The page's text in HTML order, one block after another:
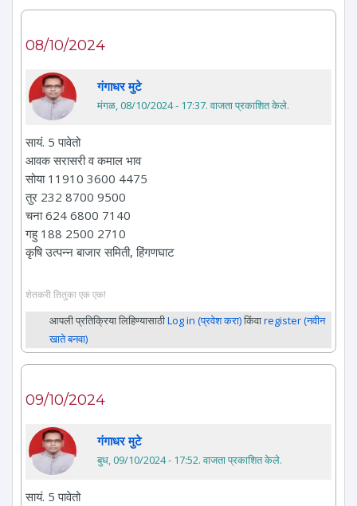
08/10/2024
गंगाधर मुटे
मंगळ, 08/10/2024 - 17:37. वाजता प्रकाशित केले.
सायं. 5 पावेतो
आवक सरासरी व कमाल भाव
सोया 11910 3600 4475
तुर 232 8700 9500
चना 624 6800 7140
गहु 188 2500 2710
कृषि उत्पन्न बाजार समिती, हिंगणघाट
शेतकरी तितुका एक एक!
आपली प्रतिक्रिया लिहिण्यासाठीLog in (प्रवेश करा)किंवाregister (नवीन
खाते बनवा)
09/10/2024
गंगाधर मुटे
बुध, 09/10/2024 - 17:52. वाजता प्रकाशित केले.
सायं. 5 पावेतो